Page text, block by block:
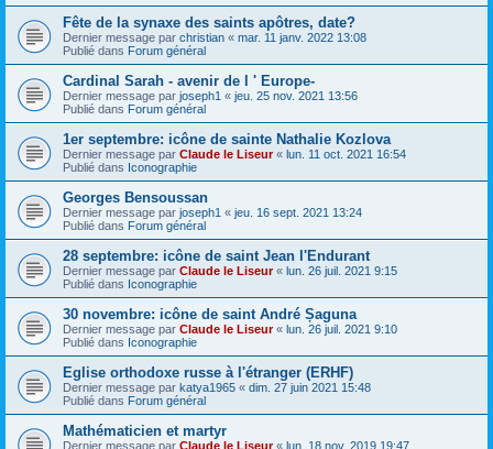
Fête de la synaxe des saints apôtres, date?
Dernier message par christian « mar. 11 janv. 2022 13:08
Publié dans Forum général
Cardinal Sarah - avenir de l ' Europe-
Dernier message par joseph1 « jeu. 25 nov. 2021 13:56
Publié dans Forum général
1er septembre: icône de sainte Nathalie Kozlova
Dernier message par Claude le Liseur« lun. 11 oct. 2021 16:54
Publié dans Iconographie
Georges Bensoussan
Dernier message par joseph1 « jeu. 16 sept. 2021 13:24
Publié dans Forum général
28 septembre: icône de saint Jean l'Endurant
Dernier message par Claude le Liseur« lun. 26 juil. 2021 9:15
Publié dans Iconographie
30 novembre: icône de saint André Șaguna
Dernier message par Claude le Liseur« lun. 26 juil. 2021 9:10
Publié dans Iconographie
Eglise orthodoxe russe à l'étranger (ERHF)
Dernier message par katya1965 « dim. 27 juin 2021 15:48
Publié dans Forum général
Mathématicien et martyr
Dernier message par Claude le Liseur« lun. 18 nov. 2019 19:47